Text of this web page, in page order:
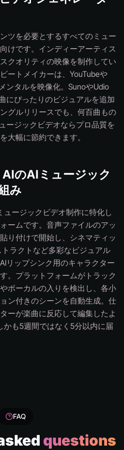
ツを必要とするすべてのミュー
けです。インディーアーティス
クオリティの映像を制作してい
ートメイカーは、YouTubeや
ンタルを映像化。SunoやUdio
にぴったりのビジュアルを追加
グルリリースでも、何百曲もの
ージックビデオならプロ品質を
大幅に節約できます。
のAIミュージック
み
ュージックビデオ制作に特化し
ームです。音声ファイルのアッ
り付けで開始し、シネマティッ
ラクトなど多彩なビジュアル
リップシンク用のキャラクター
。プラットフォームがトラック
ボーカルの入りを検出し、各小
ン付きのシーンを自動生成。仕
ーが楽曲に反応して編集したよ
も5週間ではなく5分以内に届
FAQ
questions